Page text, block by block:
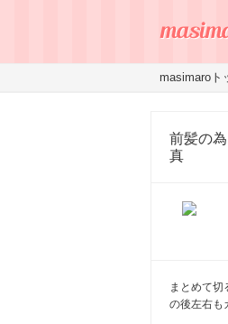
masimaroト
前髪の
真
まとめて
の後左右も